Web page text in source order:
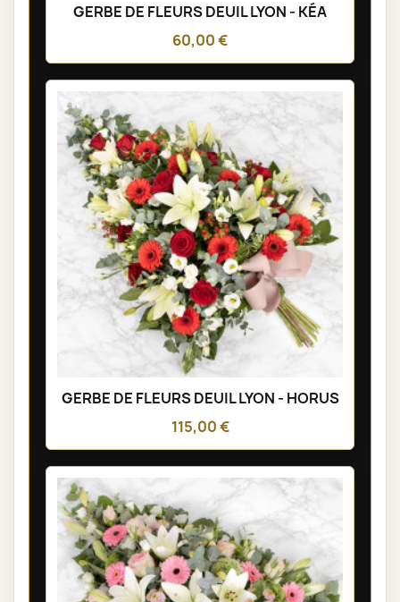
GERBE DE FLEURS DEUIL LYON - KÉA
60,00 €
GERBE DE FLEURS DEUIL LYON - HORUS
115,00 €